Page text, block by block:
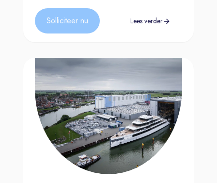
Solliciteer nu Lees verder